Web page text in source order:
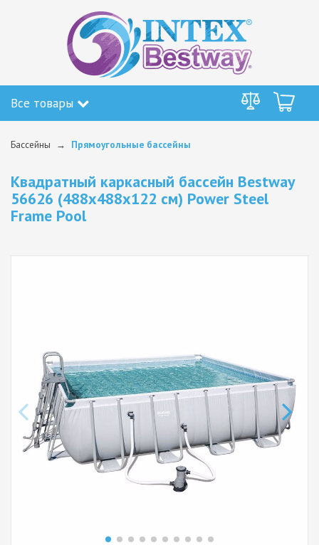
Все товары
Бассейны Прямоугольные бассейны
Квадратный каркасный бассейн Bestway
56626 (488х488х122 см) Power Steel
Frame Pool